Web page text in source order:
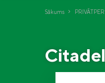
Sākums